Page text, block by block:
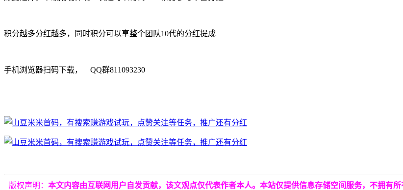
积分越多分红越多，同时积分可以享整个团队10代的分红提成
手机浏览器扫码下载， QQ群811093230
版权声明： 本文内容由互联网用户自发贡献，该文观点仅代表作者本人。本站仅提供信息存储空间服务，不拥有